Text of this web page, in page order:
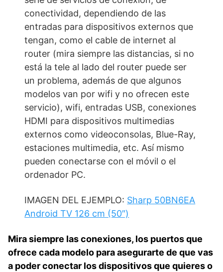
conectividad, dependiendo de las
entradas para dispositivos externos que
tengan, como el cable de internet al
router (mira siempre las distancias, si no
está la tele al lado del router puede ser
un problema, además de que algunos
modelos van por wifi y no ofrecen este
servicio), wifi, entradas USB, conexiones
HDMI para dispositivos multimedias
externos como videoconsolas, Blue-Ray,
estaciones multimedia, etc. Así mismo
pueden conectarse con el móvil o el
ordenador PC.
IMAGEN DEL EJEMPLO: Sharp 50BN6EA
Android TV 126 cm (50″)
Mira siempre las conexiones, los puertos que
ofrece cada modelo para asegurarte de que vas
a poder conectar los dispositivos que quieres o